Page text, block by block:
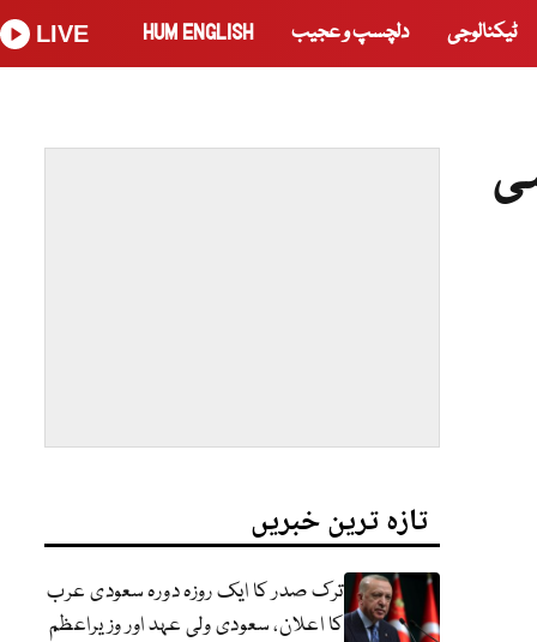
ٹیکنالوجی دلچسپ و عجیب HUM ENGLISH
LIVE
تازہ ترین خبریں
ترک صدر کا ایک روزہ دورہ سعودی عرب
کا اعلان، سعودی ولی عہد اور وزیراعظم